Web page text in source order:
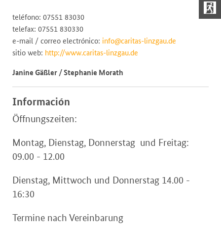
teléfono: 07551 83030
telefax: 07551 830330
e-mail / correo electrónico: info@caritas-linzgau.de
sitio web: http://www.caritas-linzgau.de
Janine Gäßler / Stephanie Morath
Información
Öffnungszeiten:
Montag, Dienstag, Donnerstag und Freitag:
09.00 - 12.00
Dienstag, Mittwoch und Donnerstag 14.00 -
16:30
Termine nach Vereinbarung